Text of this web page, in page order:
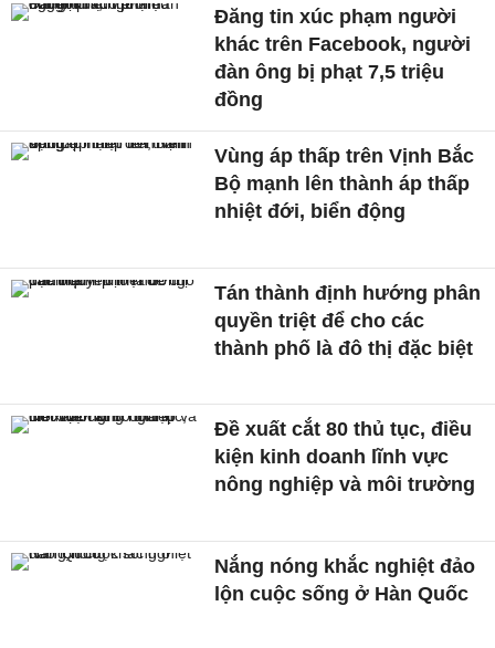
Đăng tin xúc phạm người
khác trên Facebook, người
đàn ông bị phạt 7,5 triệu
đồng
Vùng áp thấp trên Vịnh Bắc
Bộ mạnh lên thành áp thấp
nhiệt đới, biển động
Tán thành định hướng phân
quyền triệt để cho các
thành phố là đô thị đặc biệt
Đề xuất cắt 80 thủ tục, điều
kiện kinh doanh lĩnh vực
nông nghiệp và môi trường
Nắng nóng khắc nghiệt đảo
lộn cuộc sống ở Hàn Quốc